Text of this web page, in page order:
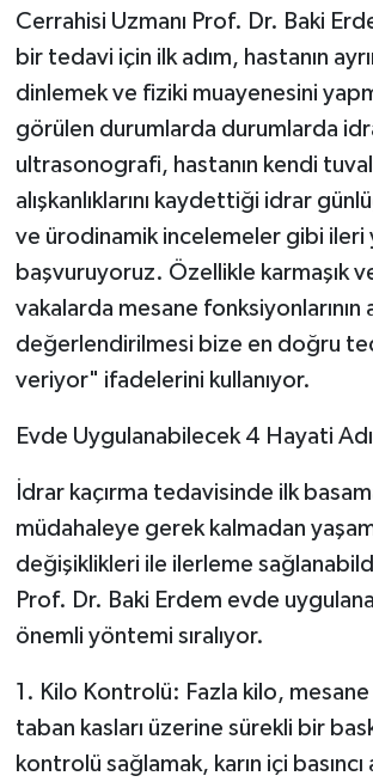
Cerrahisi Uzmanı Prof. Dr. Baki
bir tedavi için ilk adım, hastanın
dinlemek ve fiziki muayenesini
görülen durumlarda durumlarda
ultrasonografi, hastanın kendi
alışkanlıklarını kaydettiği idrar
ve ürodinamik incelemeler gibi
başvuruyoruz. Özellikle karmaşık
vakalarda mesane fonksiyonlarının
değerlendirilmesi bize en doğru
veriyor" ifadelerini kullanıyor.
Evde Uygulanabilecek 4 Hayati
İdrar kaçırma tedavisinde ilk
müdahaleye gerek kalmadan
değişiklikleri ile ilerleme
Prof. Dr. Baki Erdem evde
önemli yöntemi sıralıyor.
1. Kilo Kontrolü: Fazla kilo,
taban kasları üzerine sürekli bir
kontrolü sağlamak, karın içi